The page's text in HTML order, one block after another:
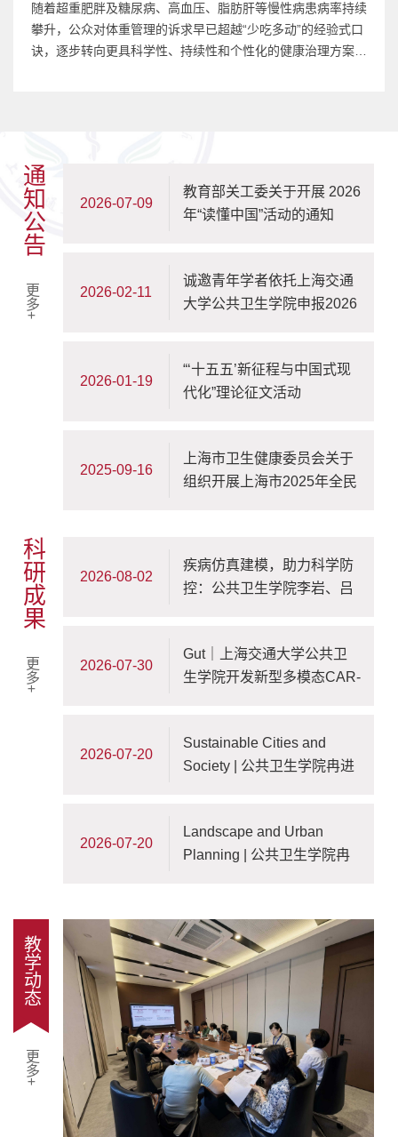
随着超重肥胖及糖尿病、高血压、脂肪肝等慢性病患病率持续
攀升，公众对体重管理的诉求早已超越“少吃多动”的经验式口
诀，逐步转向更具科学性、持续性和个性化的健康治理方案。
通知公告
更多+
2026-07-09
教育部关工委关于开展 2026
年“读懂中国”活动的通知
2026-02-11
诚邀青年学者依托上海交通
大学公共卫生学院申报2026
2026-01-19
“‘十五五’新征程与中国式现
代化”理论征文活动
2025-09-16
上海市卫生健康委员会关于
组织开展上海市2025年全民
科研成果
更多+
2026-08-02
疾病仿真建模，助力科学防
控：公共卫生学院李岩、吕
2026-07-30
Gut｜上海交通大学公共卫
生学院开发新型多模态CAR-
2026-07-20
Sustainable Cities and
Society | 公共卫生学院冉进
病学证据
2026-07-20
Landscape and Urban
Planning | 公共卫生学院冉
径，为城市公共卫生治理提
供科学依据
教学动态
更多+